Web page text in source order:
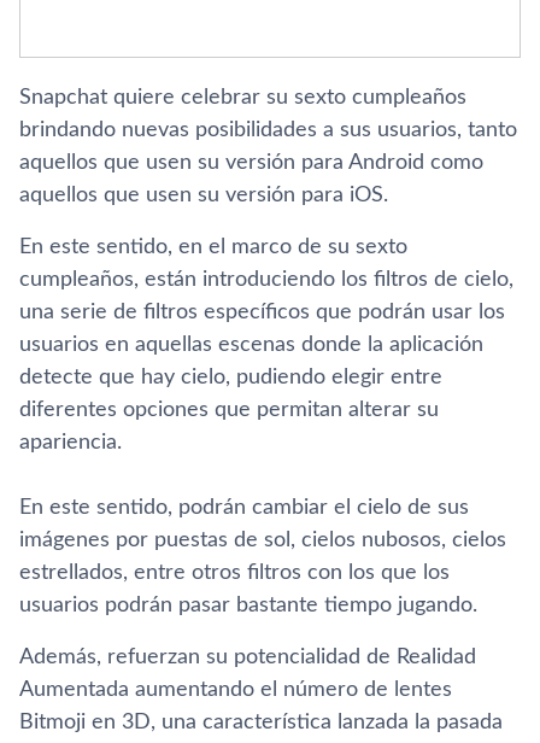
Snapchat quiere celebrar su sexto cumpleaños
brindando nuevas posibilidades a sus usuarios, tanto
aquellos que usen su versión para Android como
aquellos que usen su versión para iOS.
En este sentido, en el marco de su sexto
cumpleaños, están introduciendo los filtros de cielo,
una serie de filtros especí­ficos que podrán usar los
usuarios en aquellas escenas donde la aplicación
detecte que hay cielo, pudiendo elegir entre
diferentes opciones que permitan alterar su
apariencia.
En este sentido, podrán cambiar el cielo de sus
imágenes por puestas de sol, cielos nubosos, cielos
estrellados, entre otros filtros con los que los
usuarios podrán pasar bastante tiempo jugando.
Además, refuerzan su potencialidad de Realidad
Aumentada aumentando el número de lentes
Bitmoji en 3D, una caracterí­stica lanzada la pasada